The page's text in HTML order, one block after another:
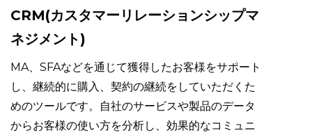
CRM(カスタマーリレーションシップマ
ネジメント)
MA、SFAなどを通じて獲得したお客様をサポート
し、継続的に購入、契約の継続をしていただくた
めのツールです。自社のサービスや製品のデータ
からお客様の使い方を分析し、効果的なコミュニ